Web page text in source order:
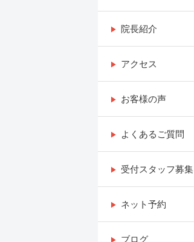
院長紹介
アクセス
お客様の声
よくあるご質問
受付スタッフ募集
ネット予約
ブログ